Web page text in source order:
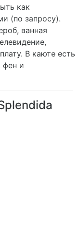
как
(по запросу).
ванная
В каюте есть
фен и